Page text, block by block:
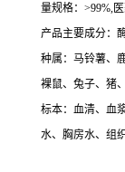
量规格： >99%,
产品主要成分：
种属：马铃薯、
裸鼠、兔子、猪
标本：血清、血
水、胸房水、组